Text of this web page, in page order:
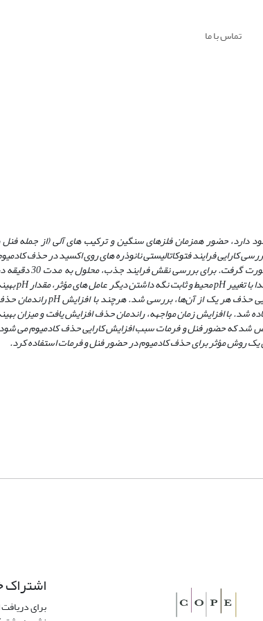
تماس با ما
دارد، حضور همزمان فلزهای سنگین و ترکیب‌ های آلی (از جمله
کارایی فرایند فتوکاتالیستی نانوذره ‌های روی اکسید در حذف
دو ظرفیتی از محیط‌ های آبی در حضور فنل و فرمات در سامانه ناپیوسته می‌ باشد. ابتدا ساخت راکتور صورت گرفت. برای بررسی نقش
با تغییرpHمحیطو ثابت نگه داشتن دیگر عامل‌ های مؤثر، مقدارpH
حذف هر یک از آن‌ها، بررسی شد. هرچند با افزایشpHراندمان
شد. با افزایش زمان مواجهه، راندمان حذف افزایش یافت و میزان
یک روش مؤثر برای حذف کادمیوم در حضور فنل و فرمات استفاده کرد.
اشتراک
برای